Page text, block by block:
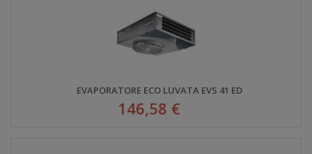
EVAPORATORE ECO LUVATA EVS 41 ED
146,58 €